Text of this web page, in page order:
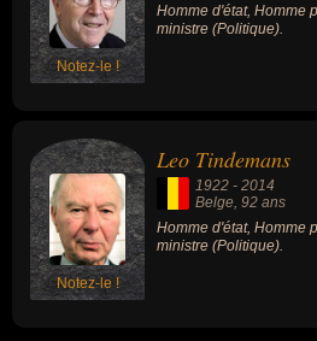
Notez-le !
Homme d'état, Homme
ministre (Politique).
Notez-le !
Leo Tindemans
1922 - 2014
Belge, 92 ans
Homme d'état, Homme
ministre (Politique).